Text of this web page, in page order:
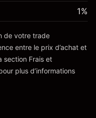
de levier
Frais
1%
de votre trade
entre le prix d’achat et
section Frais et
plus d’informations